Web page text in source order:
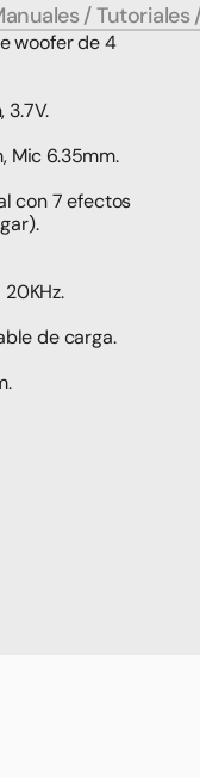
/ Tutoriales
woofer de 4
Mic 6.35mm.
con 7 efectos
de carga.